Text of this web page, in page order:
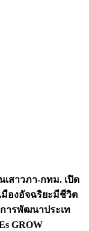
เสาวภา-กทม. เปิด
มืองอัจฉริยะมีชีวิต
ารพัฒนาประเท
GROW